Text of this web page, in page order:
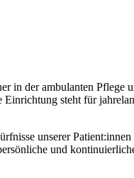
der ambulanten Pflege
steht für
unserer
und